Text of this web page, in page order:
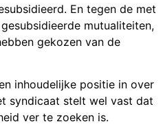
En tegen de met
mutualiteiten,
gekozen van de
inhoudelijke positie in over
syndicaat stelt wel vast dat
ver te zoeken is.